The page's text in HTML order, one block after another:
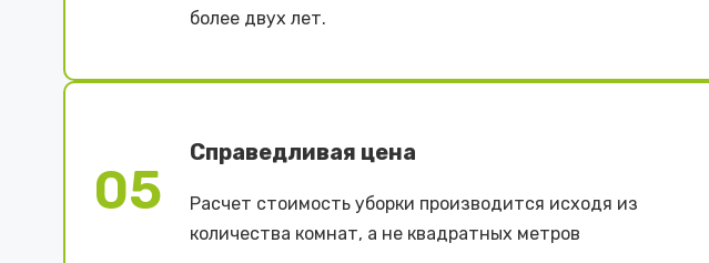
более двух лет.
05
Справедливая цена
Расчет стоимость уборки производится исходя из
количества комнат, а не квадратных метров